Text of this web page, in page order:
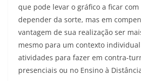
que pode levar o gráfico a ficar
depender da sorte, mas em
vantagem de sua realização ser
mesmo para um contexto
atividades para fazer em contra-
presenciais ou no Ensino à